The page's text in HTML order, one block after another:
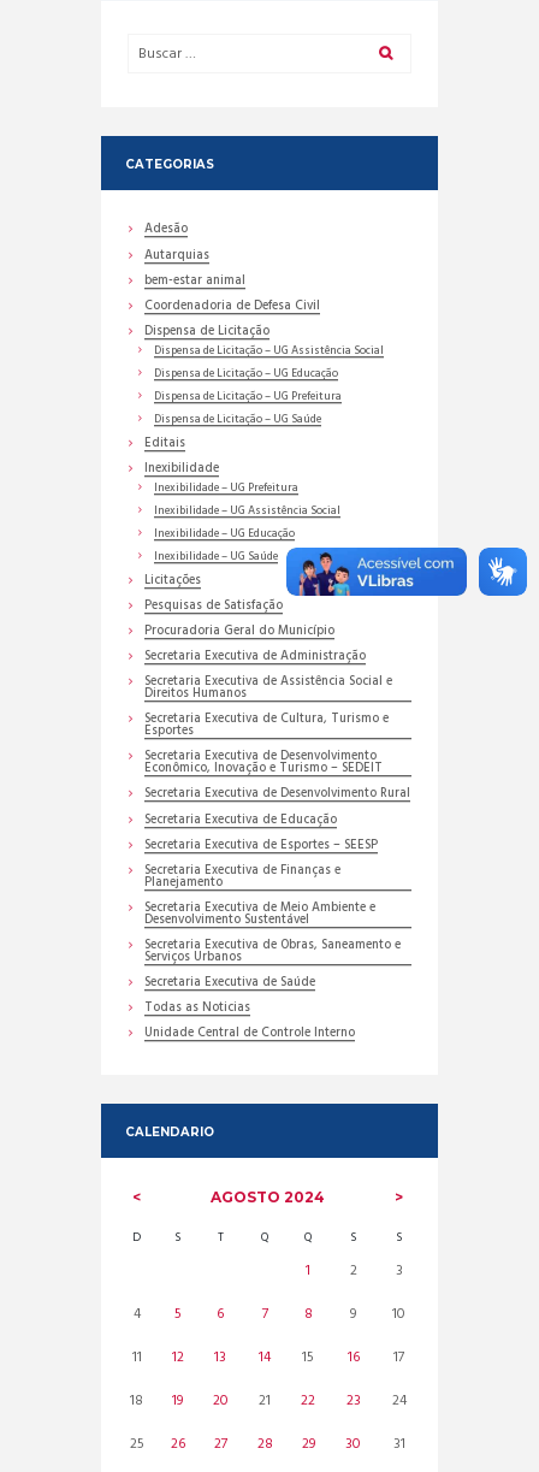
CATEGORIAS
Adesão
Autarquias
bem-estar animal
Coordenadoria de Defesa Civil
Dispensa de Licitação
Dispensa de Licitação – UG Assistência Social
Dispensa de Licitação – UG Educação
Dispensa de Licitação – UG Prefeitura
Dispensa de Licitação – UG Saúde
Editais
Inexibilidade
Inexibilidade – UG Prefeitura
Inexibilidade – UG Assistência Social
Inexibilidade – UG Educação
Inexibilidade – UG Saúde
Licitações
Pesquisas de Satisfação
Procuradoria Geral do Município
Secretaria Executiva de Administração
Secretaria Executiva de Assistência Social e
Direitos Humanos
Secretaria Executiva de Cultura, Turismo e
Esportes
Secretaria Executiva de Desenvolvimento
Econômico, Inovação e Turismo – SEDEIT
Secretaria Executiva de Desenvolvimento Rural
Secretaria Executiva de Educação
Secretaria Executiva de Esportes – SEESP
Secretaria Executiva de Finanças e
Planejamento
Secretaria Executiva de Meio Ambiente e
Desenvolvimento Sustentável
Secretaria Executiva de Obras, Saneamento e
Serviços Urbanos
Secretaria Executiva de Saúde
Todas as Noticias
Unidade Central de Controle Interno
CALENDARIO
AGOSTO 2024
D S T Q Q S S
1 2
3
4
5 6 7 8 9
10
11
12 13 14 15 16
17
18
19 20 21 22 23
24
25
26 27 28 29 30 31